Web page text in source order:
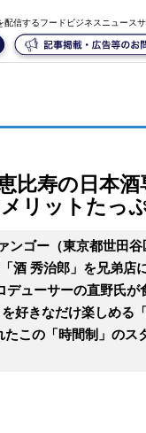
配信するフードビジネスニュース
比寿の日本
リットたっ
ゴー（東京都世田
酒 秀治郎」を兄弟店
ューサーの直野氏
好きなだけ楽しめる
この「時間制」の